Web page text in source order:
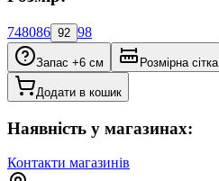
748086 92 98
Запас +6 см Розмірна сітка
Додати в кошик
Наявність у магазинах:
Контакти магазинів